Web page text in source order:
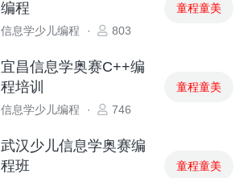
编程
信息学少儿编程 · 803
童程童美
宜昌信息学奥赛C++编
程培训
信息学少儿编程 · 746
童程童美
武汉少儿信息学奥赛编
程班
童程童美